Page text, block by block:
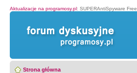
Aktualizacje na programosy.pl: SUPERAntiSpyware Free
Strona główna